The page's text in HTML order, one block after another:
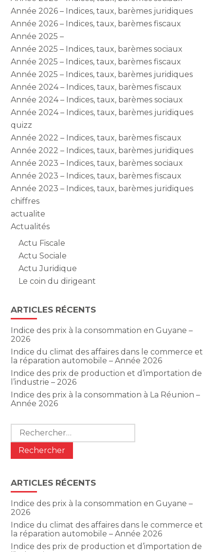
Année 2026 – Indices, taux, barèmes juridiques
Année 2026 – Indices, taux, barèmes fiscaux
Année 2025 –
Année 2025 – Indices, taux, barèmes sociaux
Année 2025 – Indices, taux, barèmes fiscaux
Année 2025 – Indices, taux, barèmes juridiques
Année 2024 – Indices, taux, barèmes fiscaux
Année 2024 – Indices, taux, barèmes sociaux
Année 2024 – Indices, taux, barèmes juridiques
quizz
Année 2022 – Indices, taux, barèmes fiscaux
Année 2022 – Indices, taux, barèmes juridiques
Année 2023 – Indices, taux, barèmes sociaux
Année 2023 – Indices, taux, barèmes fiscaux
Année 2023 – Indices, taux, barèmes juridiques
chiffres
actualite
Actualités
Actu Fiscale
Actu Sociale
Actu Juridique
Le coin du dirigeant
ARTICLES RÉCENTS
Indice des prix à la consommation en Guyane –
2026
Indice du climat des affaires dans le commerce et
la réparation automobile – Année 2026
Indice des prix de production et d’importation de
l’industrie – 2026
Indice des prix à la consommation à La Réunion –
Année 2026
Rechercher :
ARTICLES RÉCENTS
Indice des prix à la consommation en Guyane –
2026
Indice du climat des affaires dans le commerce et
la réparation automobile – Année 2026
Indice des prix de production et d’importation de